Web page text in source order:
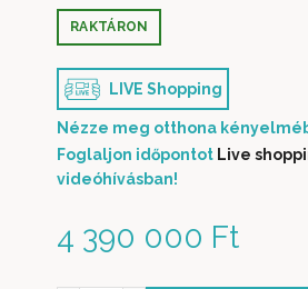
4 390 000 Ft
RAKTÁRON
LIVE Shopping
Nézze meg otthona
Foglaljon időpontot Live
videóhívásban!